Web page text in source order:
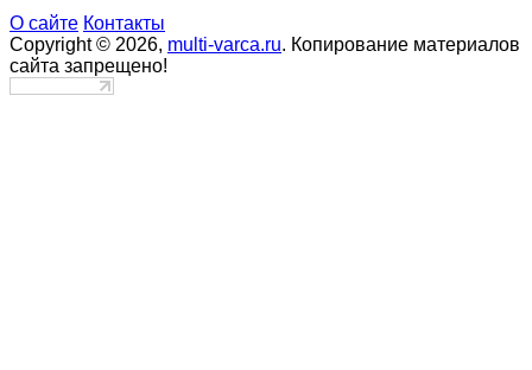
О сайте Контакты
Copyright © 2026, multi-varca.ru. Копирование материалов
сайта запрещено!